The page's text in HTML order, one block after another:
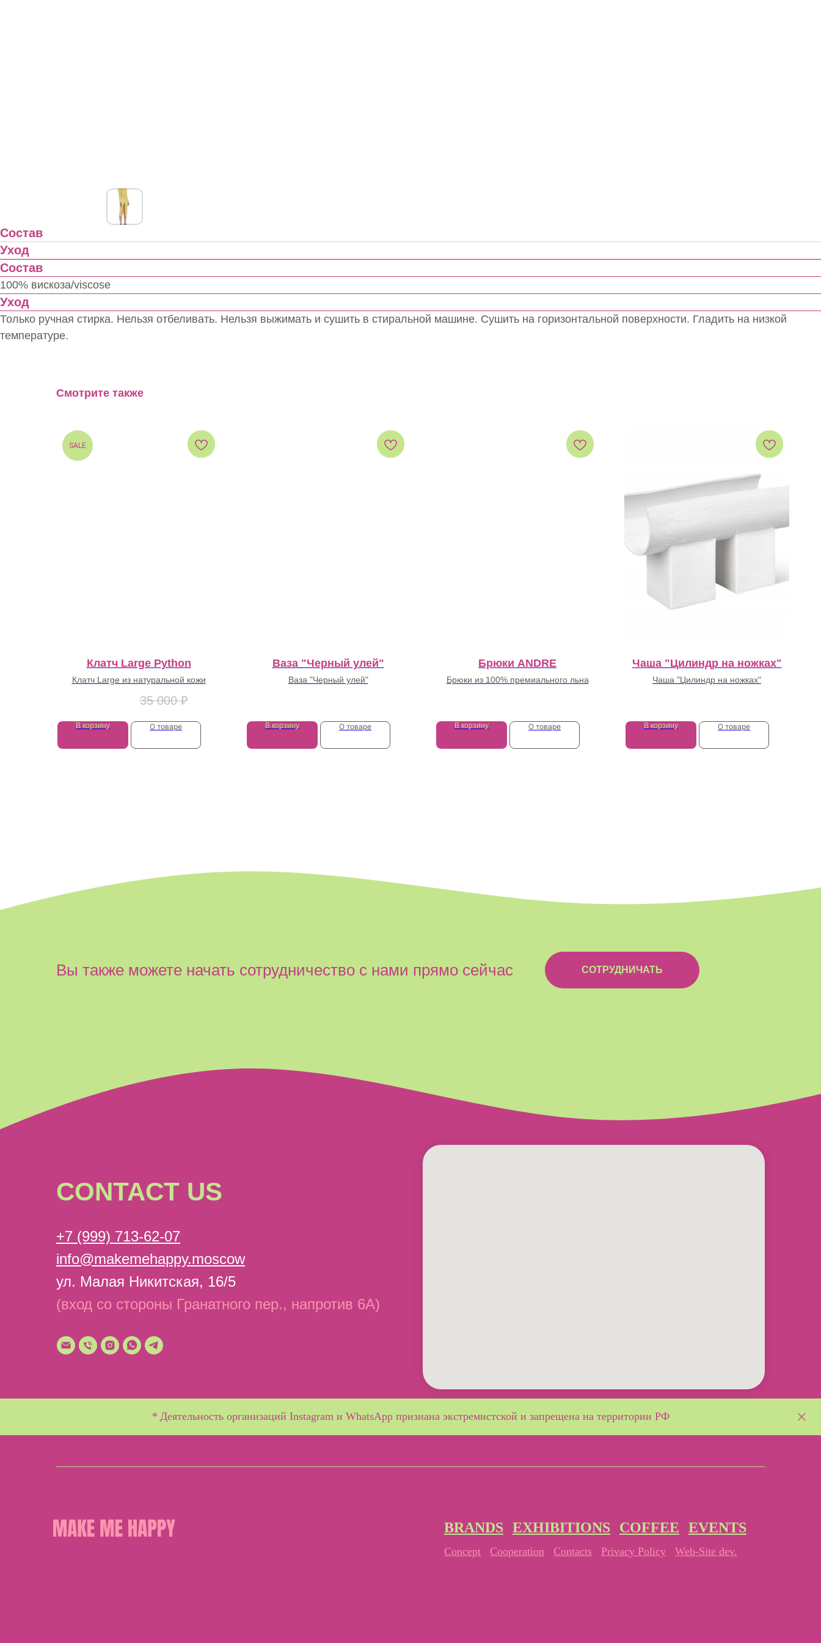
Состав
Уход
Состав
100% вискоза/viscose
Уход
Только ручная стирка. Нельзя отбеливать. Нельзя выжимать и сушить в стиральной машине. Сушить на горизонтальной поверхности. Гладить на низкой
температуре.
Смотрите также
SALE
Клатч Large Python
Клатч Large из натуральной кожи
35 000 ₽
В корзину О товаре
Ваза "Черный улей"
Ваза "Черный улей"
В корзину О товаре
Брюки ANDRE
Брюки из 100% премиального льна
В корзину О товаре
Чаша "Цилиндр на ножках"
Чаша "Цилиндр на ножках"
В корзину О товаре
Вы также можете начать сотрудничество с нами прямо сейчас СОТРУДНИЧАТЬ
CONTACT US
+7 (999) 713-62-07
info@makemehappy.moscow
ул. Малая Никитская, 16/5
(вход со стороны Гранатного пер., напротив 6А)
* Деятельность организаций Instagram и WhatsApp признана экстремистской и запрещена на территории РФ
BRANDS EXHIBITIONS COFFEE EVENTS
Concept Cooperation Contacts Privacy Policy Web-Site dev.